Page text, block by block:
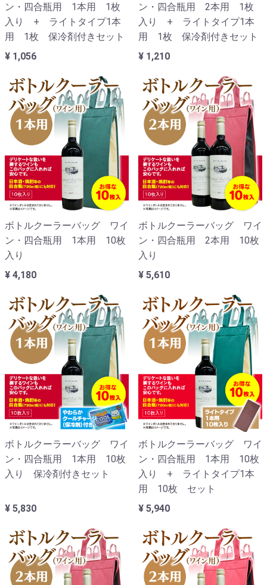
ン・四合瓶用 1本用 1枚
入り + ライトタイプ1本
用 1枚 保冷剤付きセット
¥ 1,056
ン・四合瓶用 2本用 1枚
入り + ライトタイプ1本
用 1枚 保冷剤付きセット
¥ 1,210
ボトルクーラーバッグ ワイ
ン・四合瓶用 1本用 10枚
入り
¥ 4,180
ボトルクーラーバッグ ワイ
ン・四合瓶用 2本用 10枚
入り
¥ 5,610
ボトルクーラーバッグ ワイ
ン・四合瓶用 1本用 10枚
入り 保冷剤付きセット
¥ 5,830
ボトルクーラーバッグ ワイ
ン・四合瓶用 1本用 10枚
入り + ライトタイプ1本
用 10枚 セット
¥ 5,940